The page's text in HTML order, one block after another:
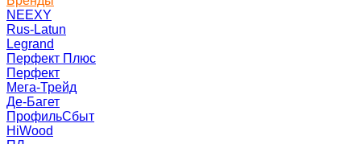
NEEXY
Rus-Latun
Legrand
Перфект Плюс
Перфект
Мега-Трейд
Де-Багет
ПрофильСбыт
HiWood